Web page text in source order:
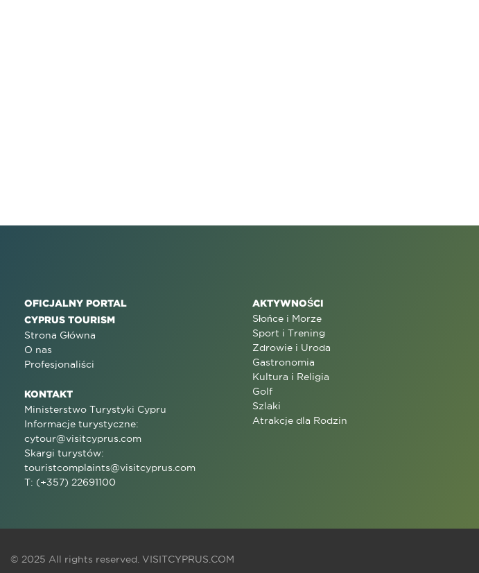
OFICJALNY PORTAL
CYPRUS TOURISM
Strona Główna
O nas
Profesjonaliści
KONTAKT
Ministerstwo Turystyki Cypru
Informacje turystyczne:
cytour@visitcyprus.com
Skargi turystów:
touristcomplaints@visitcyprus.com
T: (+357) 22691100
AKTYWNOŚCI
Słońce i Morze
Sport i Trening
Zdrowie i Uroda
Gastronomia
Kultura i Religia
Golf
Szlaki
Atrakcje dla Rodzin
© 2025 All rights reserved. VISITCYPRUS.COM